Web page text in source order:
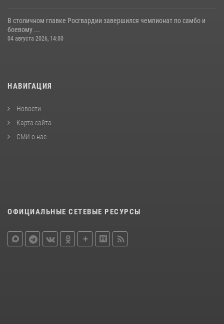
В столичном главке Росгвардии завершился чемпионат по самбо и
боевому ...
04 августа 2026, 14:00
НАВИГАЦИЯ
Новости
Карта сайта
СМИ о нас
ОФИЦИАЛЬНЫЕ СЕТЕВЫЕ РЕСУРСЫ